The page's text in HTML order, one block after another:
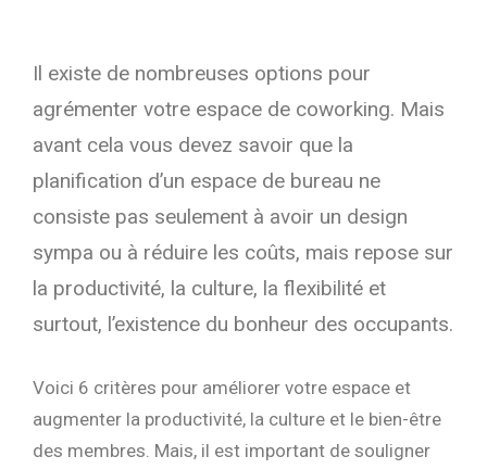
Il existe de nombreuses options pour
agrémenter votre espace de coworking. Mais
avant cela vous devez savoir que la
planification d’un espace de bureau ne
consiste pas seulement à avoir un design
sympa ou à réduire les coûts, mais repose sur
la productivité, la culture, la flexibilité et
surtout, l’existence du bonheur des occupants.
Voici 6 critères pour améliorer votre espace et
augmenter la productivité, la culture et le bien-être
des membres. Mais, il est important de souligner